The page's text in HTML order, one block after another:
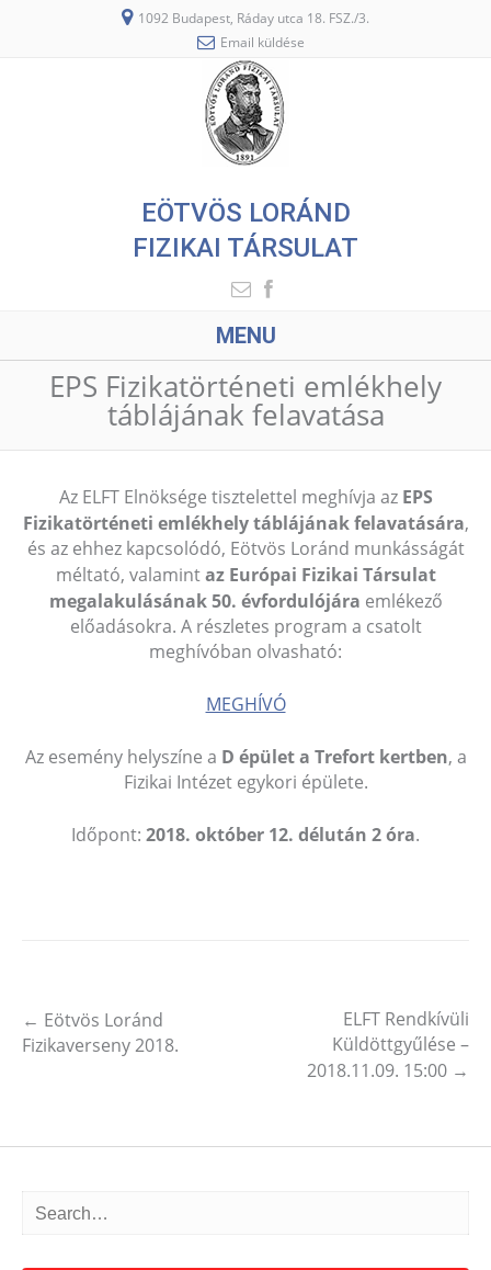
1092 Budapest, Ráday utca 18. FSZ./3.
Email küldése
EÖTVÖS LORÁND
FIZIKAI TÁRSULAT
MENU
EPS Fizikatörténeti emlékhely
táblájának felavatása
Az ELFT Elnöksége tisztelettel meghívja az EPS
Fizikatörténeti emlékhely táblájának felavatására,
és az ehhez kapcsolódó, Eötvös Loránd munkásságát
méltató, valamintaz Európai Fizikai Társulat
megalakulásának 50. évfordulójára emlékező
előadásokra. A részletes program a csatolt
meghívóban olvasható:
MEGHÍVÓ
Az esemény helyszíne a D épület a Trefort kertben, a
Fizikai Intézet egykori épülete.
Időpont: 2018. október 12. délután 2 óra.
Post navigation
← Eötvös Loránd
Fizikaverseny 2018.
ELFT Rendkívüli
Küldöttgyűlése –
2018.11.09. 15:00 →